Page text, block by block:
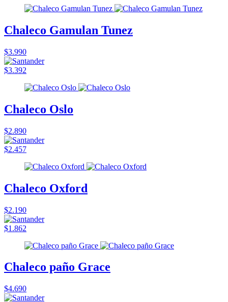
Chaleco Gamulan Tunez
$3.990
$3.392
Chaleco Oslo
$2.890
$2.457
Chaleco Oxford
$2.190
$1.862
Chaleco paño Grace
$4.690